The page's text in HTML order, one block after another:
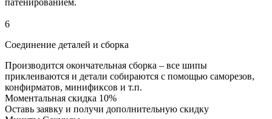
6
Соединение деталей и сборка
Производится окончательная сборка – все шипы
приклеиваются и детали собираются с помощью саморезов,
конфирматов, минификсов и т.п.
Моментальная скидка 10%
Оставь заявку и получи дополнительную скидку